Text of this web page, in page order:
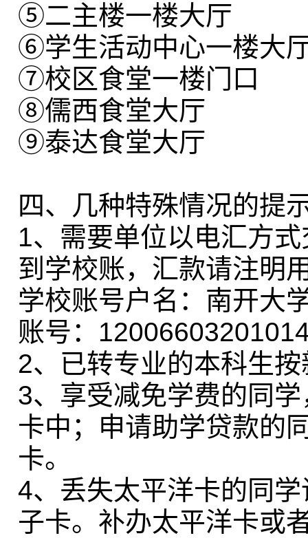
⑤二主楼一楼大厅
⑥学生活动中心一楼大
⑦校区食堂一楼门口
⑧儒西食堂大厅
⑨泰达食堂大厅
四、几种特殊情况的提
1、需要单位以电汇方
到学校账，汇款请注明
学校账号户名：南开大
账号：
2、已转专业的本科生
3、享受减免学费的同
卡中；申请助学贷款的
卡。
4、丢失太平洋卡的同
子卡。补办太平洋卡或